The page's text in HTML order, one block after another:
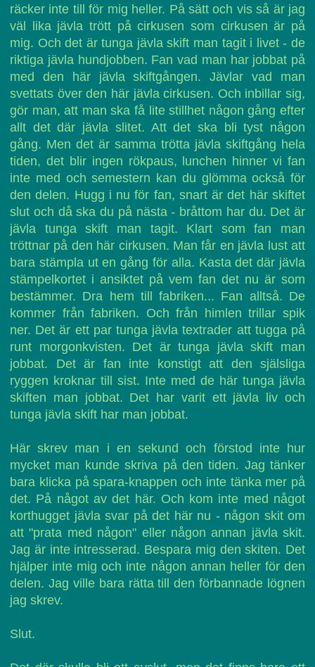
räcker inte till för mig heller. På sätt och vis så är jag
väl lika jävla trött på cirkusen som cirkusen är på
mig. Och det är tunga jävla skift man tagit i livet - de
riktiga jävla hundjobben. Fan vad man har jobbat på
med den här jävla skiftgången. Jävlar vad man
svettats över den här jävla cirkusen. Och inbillar sig,
gör man, att man ska få lite stillhet någon gång efter
allt det där jävla slitet. Att det ska bli tyst någon
gång. Men det är samma trötta jävla skiftgång hela
tiden, det blir ingen rökpaus, lunchen hinner vi fan
inte med och semestern kan du glömma också för
den delen. Hugg i nu för fan, snart är det här skiftet
slut och då ska du på nästa - bråttom har du. Det är
jävla tunga skift man tagit. Klart som fan man
tröttnar på den här cirkusen. Man får en jävla lust att
bara stämpla ut en gång för alla. Kasta det där jävla
stämpelkortet i ansiktet på vem fan det nu är som
bestämmer. Dra hem till fabriken... Fan alltså. De
kommer från fabriken. Och från himlen trillar spik
ner. Det är ett par tunga jävla textrader att tugga på
runt morgonkvisten. Det är tunga jävla skift man
jobbat. Det är fan inte konstigt att den själsliga
ryggen kroknar till sist. Inte med de här tunga jävla
skiften man jobbat. Det har varit ett jävla liv och
tunga jävla skift har man jobbat.
Här skrev man i en sekund och förstod inte hur
mycket man kunde skriva på den tiden. Jag tänker
bara klicka på spara-knappen och inte tänka mer på
det. På något av det här. Och kom inte med något
korthugget jävla svar på det här nu - någon skit om
att "prata med någon" eller någon annan jävla skit.
Jag är inte intresserad. Bespara mig den skiten. Det
hjälper inte mig och inte någon annan heller för den
delen. Jag ville bara rätta till den förbannade lögnen
jag skrev.
Slut.